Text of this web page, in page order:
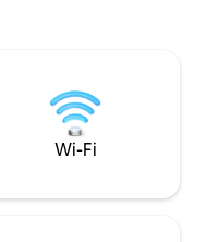
en
séjour. Immeuble résidentiel, pas un
hôtel — les
contrat de
communauté au
garder le calme,
Wi-Fi